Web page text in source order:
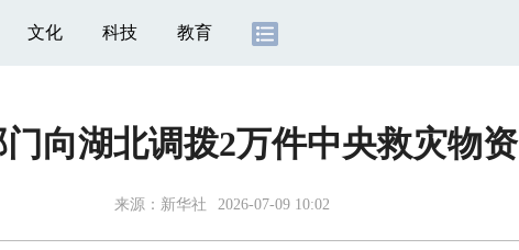
文化 科技 教育
向湖北调拨2万件中央救灾物资
来源： 新华社 2026-07-09 10:02